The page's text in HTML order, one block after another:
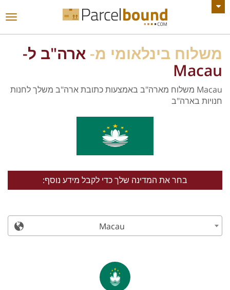
צפה בכל ההודעות
משלוח בינלאומי מ- ארה"ב ל-
Macau
Macau משלוח מארה"ב באמצעות כתובת ארה"ב משלך לחנות
חנויות בארה"ב
בחר את המדינה שלך כדי לקבל מידע נוסף:
Macau